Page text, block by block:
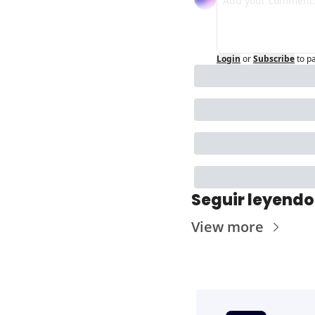
Login orSubscribeto
Seguir leyendo
View more